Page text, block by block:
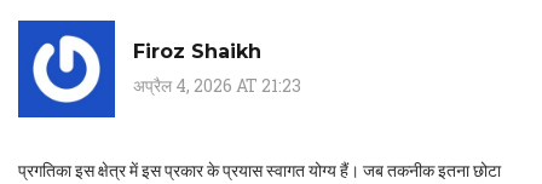
Firoz Shaikh
अप्रैल 4, 2026 AT 21:23
प्रगतिका इस क्षेत्र में इस प्रकार के प्रयास स्वागत योग्य हैं। जब तकनीक इतना छोटा